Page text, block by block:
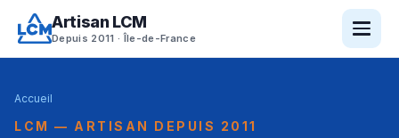
Artisan LCM
Depuis 2011 · Île-de-France
Accueil
LCM — ARTISAN DEPUIS 2011